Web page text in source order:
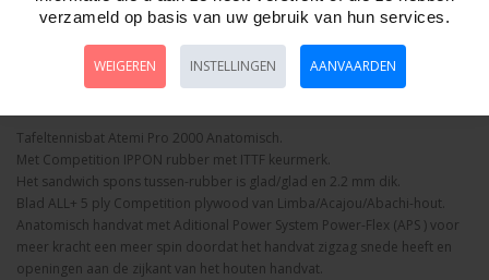
Bestellen
Omschrijving Foto hoge resolutie Details
Tafeltennisbat Atemi Pro 2000 Anatomisch.
Met Competition IPPON rubber met ITTF keurmerk.
Het sandwich spons tussen-rubber is glad/glad en 2.2 mm dik.
Blad ALL+ 5 ply Competition plywood van Limba/Acajou/Abachi-hout.
Anatomisch handvat met Aditional Power System Power-Flex (APS ) voor
meer kracht een meer spin doordat het handvat zigzag snede heeft en
openingen aan de zijkant van het houten handvat.
verzameld op basis van uw gebruik van hun services.
WEIGEREN INSTELLINGEN AANVAARDEN